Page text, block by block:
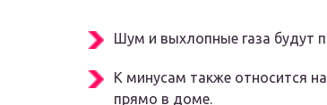
Шум и выхлопные газа будут
К минусам также относится
прямо в доме.